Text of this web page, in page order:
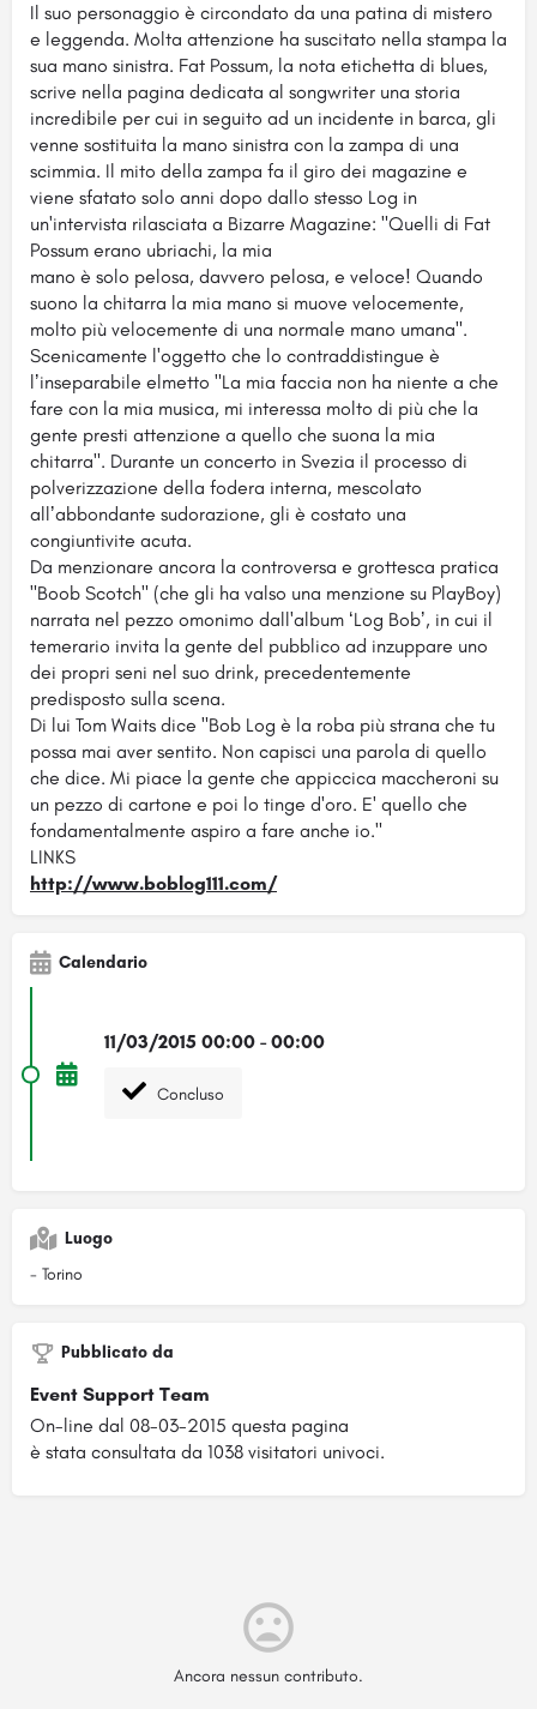
Il suo personaggio è circondato da una patina di mistero
e leggenda. Molta attenzione ha suscitato nella stampa la
sua mano sinistra. Fat Possum, la nota etichetta di blues,
scrive nella pagina dedicata al songwriter una storia
incredibile per cui in seguito ad un incidente in barca, gli
venne sostituita la mano sinistra con la zampa di una
scimmia. Il mito della zampa fa il giro dei magazine e
viene sfatato solo anni dopo dallo stesso Log in
un'intervista rilasciata a Bizarre Magazine: "Quelli di Fat
Possum erano ubriachi, la mia
mano è solo pelosa, davvero pelosa, e veloce! Quando
suono la chitarra la mia mano si muove velocemente,
molto più velocemente di una normale mano umana".
Scenicamente l'oggetto che lo contraddistingue è
lʼinseparabile elmetto "La mia faccia non ha niente a che
fare con la mia musica, mi interessa molto di più che la
gente presti attenzione a quello che suona la mia
chitarra". Durante un concerto in Svezia il processo di
polverizzazione della fodera interna, mescolato
allʼabbondante sudorazione, gli è costato una
congiuntivite acuta.
Da menzionare ancora la controversa e grottesca pratica
"Boob Scotch" (che gli ha valso una menzione su PlayBoy)
narrata nel pezzo omonimo dall'album ʻLog Bobʼ, in cui il
temerario invita la gente del pubblico ad inzuppare uno
dei propri seni nel suo drink, precedentemente
predisposto sulla scena.
Di lui Tom Waits dice "Bob Log è la roba più strana che tu
possa mai aver sentito. Non capisci una parola di quello
che dice. Mi piace la gente che appiccica maccheroni su
un pezzo di cartone e poi lo tinge d'oro. E' quello che
fondamentalmente aspiro a fare anche io."
LINKS
http://www.boblog111.com/
Calendario
11/03/2015 00:00 - 00:00
Concluso
Luogo
- Torino
Pubblicato da
Event Support Team
On-line dal 08-03-2015 questa pagina
è stata consultata da 1038 visitatori univoci.
Ancora nessun contributo.